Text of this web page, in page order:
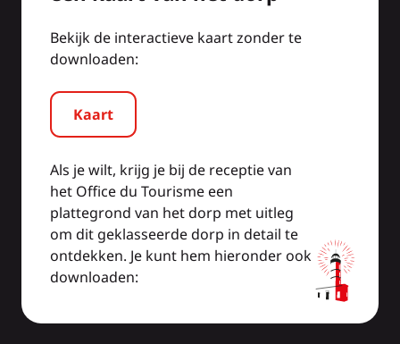
Bekijk de interactieve kaart zonder te
downloaden:
Kaart
Als je wilt, krijg je bij de receptie van
het Office du Tourisme een
plattegrond van het dorp met uitleg
om dit geklasseerde dorp in detail te
ontdekken. Je kunt hem hieronder ook
downloaden: